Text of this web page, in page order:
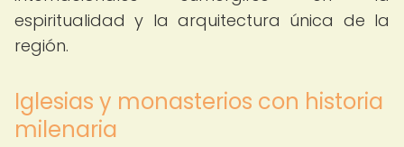
espiritualidad y la arquitectura única de la
región.
Iglesias y monasterios con historia
milenaria